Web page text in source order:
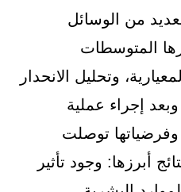
من الوسائل
المتوسطات
وتحليل الانحدار
إجراء عملية
وفرضياتها توصلت
أبرزها: وجود تأثير